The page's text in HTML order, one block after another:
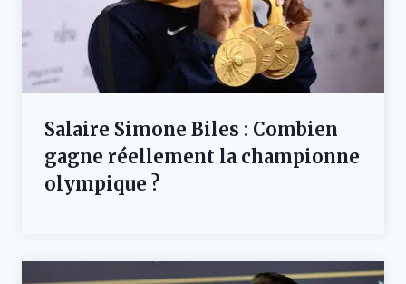
Salaire Simone Biles : Combien
gagne réellement la championne
olympique ?